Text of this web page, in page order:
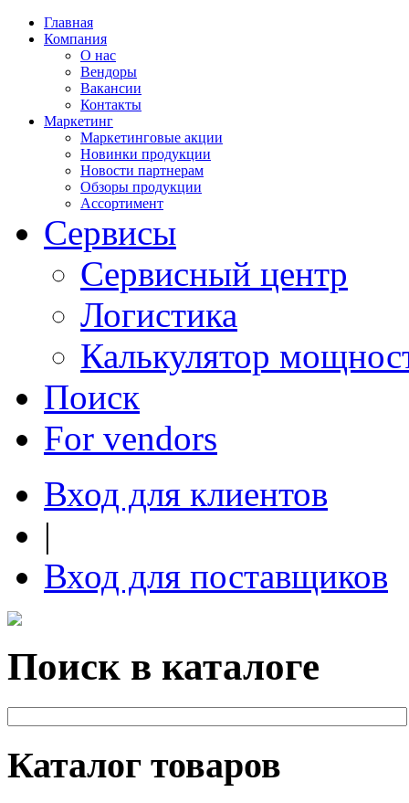
Главная
Компания
О нас
Вендоры
Вакансии
Контакты
Маркетинг
Маркетинговые акции
Новинки продукции
Новости партнерам
Обзоры продукции
Ассортимент
Сервисы
Сервисный центр
Логистика
Калькулятор
Поиск
For vendors
Вход для клиентов
|
Вход для поставщиков
Поиск в каталоге
Каталог товаров